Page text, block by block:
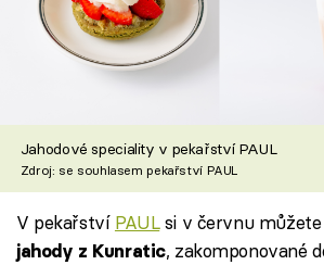
Jahodové speciality v pekařství PAUL
Zdroj: se souhlasem pekařství PAUL
V pekařství PAULsi v červnu můžete
jahody z Kunratic, zakomponované